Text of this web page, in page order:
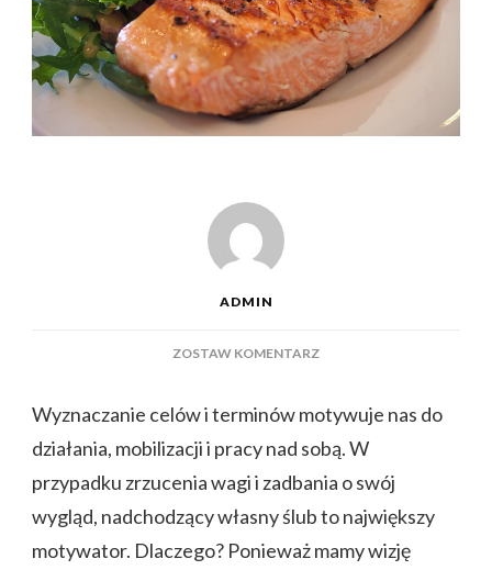
ADMIN
ZOSTAW KOMENTARZDO
SCHUDNĄĆ
DO
Wyznaczanie celów i terminów motywuje nas do
działania, mobilizacji i pracy nad sobą. W
przypadku zrzucenia wagi i zadbania o swój
wygląd, nadchodzący własny ślub to największy
motywator. Dlaczego? Ponieważ mamy wizję